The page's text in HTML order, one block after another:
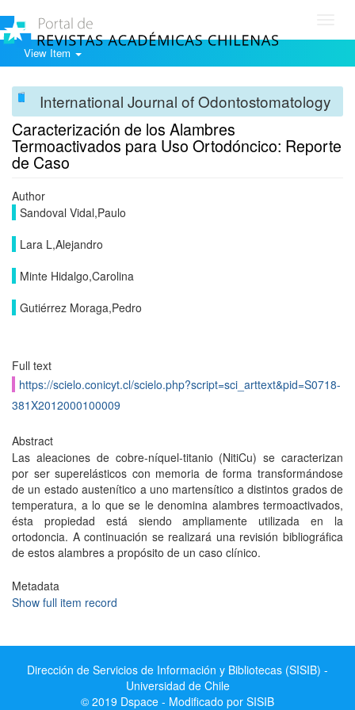
View Item
International Journal of Odontostomatology
Caracterización de los Alambres
Termoactivados para Uso Ortodóncico: Reporte
de Caso
Author
Sandoval Vidal,Paulo
Lara L,Alejandro
Minte Hidalgo,Carolina
Gutiérrez Moraga,Pedro
Full text
https://scielo.conicyt.cl/scielo.php?script=sci_arttext&pid=S0718-
381X2012000100009
Abstract
Las aleaciones de cobre-níquel-titanio (NitiCu) se caracterizan
por ser superelásticos con memoria de forma transformándose
de un estado austenítico a uno martensítico a distintos grados de
temperatura, a lo que se le denomina alambres termoactivados,
ésta propiedad está siendo ampliamente utilizada en la
ortodoncia. A continuación se realizará una revisión bibliográfica
de estos alambres a propósito de un caso clínico.
Metadata
Show full item record
Dirección de Servicios de Información y Bibliotecas (SISIB) -
Universidad de Chile
© 2019 Dspace - Modificado por SISIB